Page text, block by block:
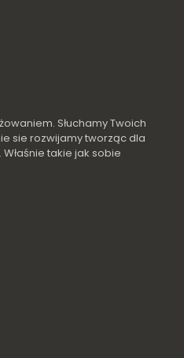
Słuchamy Twoich
sie rozwijamy tworząc dla
takie jak sobie